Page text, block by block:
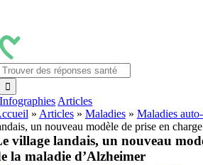
contenu
Infographies Articles
» Articles» Maladies» Maladies
un nouveau modèle de prise en
village landais, un nouveau
la maladie d’Alzheimer